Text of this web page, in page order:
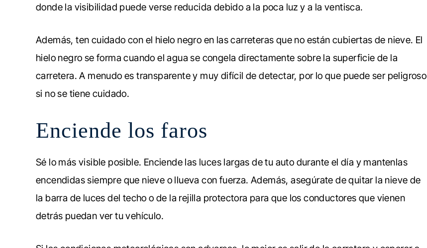
donde la visibilidad puede verse reducida debido a la poca luz y a la ventisca.
Además, ten cuidado con el hielo negro en las carreteras que no están cubiertas de nieve. El
hielo negro se forma cuando el agua se congela directamente sobre la superficie de la
carretera. A menudo es transparente y muy difícil de detectar, por lo que puede ser peligroso
si no se tiene cuidado.
Enciende los faros
Sé lo más visible posible. Enciende las luces largas de tu auto durante el día y mantenlas
encendidas siempre que nieve o llueva con fuerza. Además, asegúrate de quitar la nieve de
la barra de luces del techo o de la rejilla protectora para que los conductores que vienen
detrás puedan ver tu vehículo.